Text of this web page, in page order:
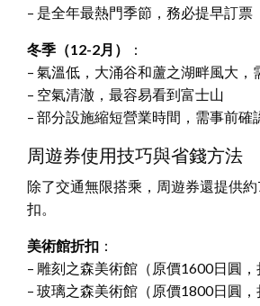
– 是全年最熱門季節，務必提早訂票
冬季（12-2月）
：
– 氣溫低，大涌谷和蘆之湖畔風大，
– 空氣清澈，最容易看到富士山
– 部分設施縮短營業時間，需事前確
周遊券使用技巧與省錢方法
除了交通無限搭乘，周遊券還提供
扣。
美術館折扣 ：
– 雕刻之森美術館（原價1600日圓，
– 玻璃之森美術館（原價1800日圓，